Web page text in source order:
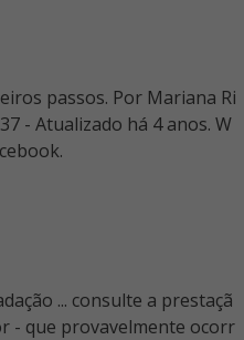
passos. Por Mariana Ri
- Atualizado há 4 anos. W
... consulte a prestaçã
- que provavelmente ocorr